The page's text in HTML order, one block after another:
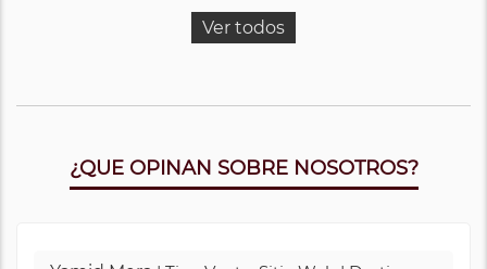
Ver todos
¿QUE OPINAN SOBRE NOSOTROS?